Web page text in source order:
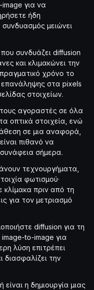
για να
ήδη
μειώνει
συνδυάζει diffusion
και κλιμακώνει την
χρόνο το
επανάληψης στα pixels
στοιχείων.
αγοραστές σε όλα
οπτικά στοιχεία, ενώ
σε μια αναφορά,
πιθανό να
σήμερα.
τεχνουργήματα,
φωτισμού·
πριν από τη
για τον μετριασμό
diffusion για τη
image-to-image για
λύση επιτρέπει
την
η δημιουργία μιας